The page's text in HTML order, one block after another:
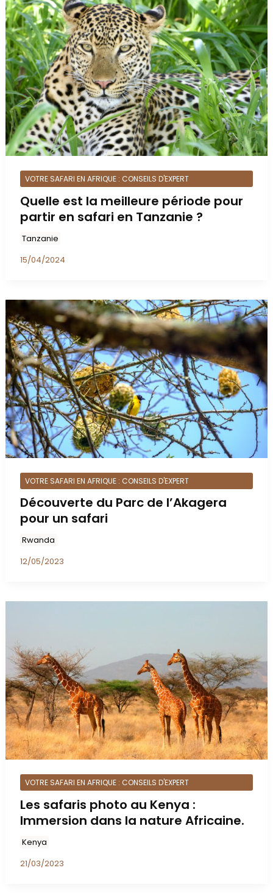
VOTRE SAFARI EN AFRIQUE : CONSEILS D'EXPERT
Quelle est la meilleure période pour
partir en safari en Tanzanie ?
Tanzanie
15/04/2024
VOTRE SAFARI EN AFRIQUE : CONSEILS D'EXPERT
Découverte du Parc de l’Akagera
pour un safari
Rwanda
12/05/2023
VOTRE SAFARI EN AFRIQUE : CONSEILS D'EXPERT
Les safaris photo au Kenya :
Immersion dans la nature Africaine.
Kenya
21/03/2023